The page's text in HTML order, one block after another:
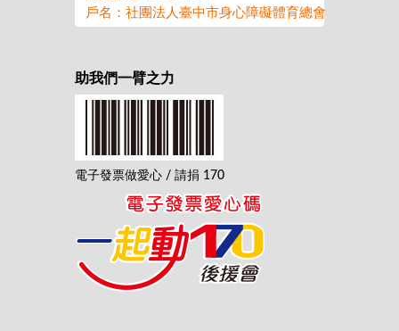
戶名：社團法人臺中市身心障礙體育總會
助我們一臂之力
電子發票做愛心 / 請捐 170